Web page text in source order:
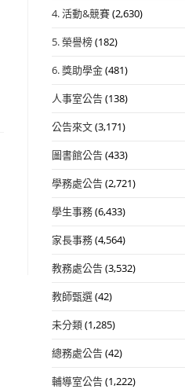
4. 活動&競賽(2,630)
5. 榮譽榜(182)
6. 獎助學金(481)
人事室公告(138)
公告來文(3,171)
圖書館公告(433)
學務處公告(2,721)
學生事務(6,433)
家長事務(4,564)
教務處公告(3,532)
教師甄選(42)
未分類(1,285)
總務處公告(42)
輔導室公告(1,222)